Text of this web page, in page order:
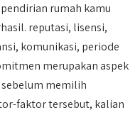
rumah kamu
reputasi, lisensi,
komunikasi, periode
merupakan aspek
memilih
faktor tersebut, kalian